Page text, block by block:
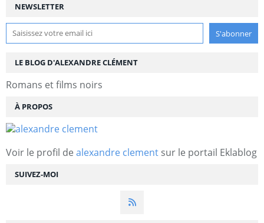
NEWSLETTER
SUIVEZ-MOI
LE BLOG D'ALEXANDRE CLÉMENT
Romans et films noirs
À PROPOS
Voir le profil de alexandre clement sur le portail Eklablog